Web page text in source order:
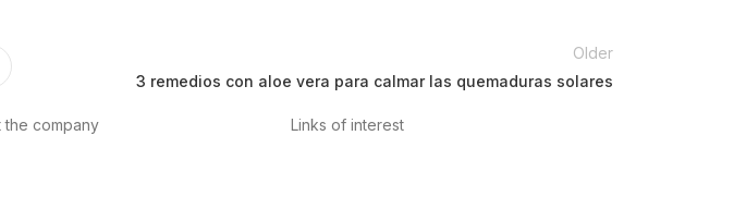
Older
3 remedios con aloe vera para calmar las quemaduras solares
the company Links of interest